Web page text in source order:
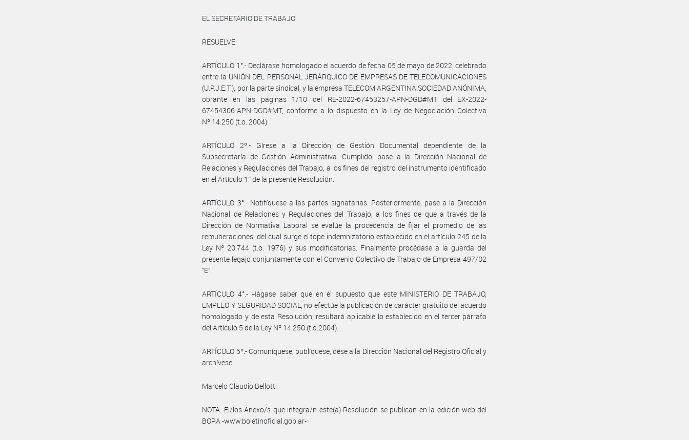
EL SECRETARIO DE TRABAJO
RESUELVE:
ARTÍCULO 1°.- Declárase homologado el acuerdo de fecha 05 de mayo de 2022, celebrado
entre la UNIÓN DEL PERSONAL JERÁRQUICO DE EMPRESAS DE TELECOMUNICACIONES
(U.P.J.E.T.), por la parte sindical, y la empresa TELECOM ARGENTINA SOCIEDAD ANÓNIMA,
obrante en las páginas 1/10 del RE-2022-67453257-APN-DGD#MT del EX-2022-
67454306-APN-DGD#MT, conforme a lo dispuesto en la Ley de Negociación Colectiva
Nº 14.250 (t.o. 2004).
ARTÍCULO 2º.- Gírese a la Dirección de Gestión Documental dependiente de la
Subsecretaría de Gestión Administrativa. Cumplido, pase a la Dirección Nacional de
Relaciones y Regulaciones del Trabajo, a los fines del registro del instrumento identificado
en el Artículo 1° de la presente Resolución.
ARTÍCULO 3°.- Notifíquese a las partes signatarias. Posteriormente, pase a la Dirección
Nacional de Relaciones y Regulaciones del Trabajo, a los fines de que a través de la
Dirección de Normativa Laboral se evalúe la procedencia de fijar el promedio de las
remuneraciones, del cual surge el tope indemnizatorio establecido en el artículo 245 de la
Ley Nº 20.744 (t.o. 1976) y sus modificatorias. Finalmente procédase a la guarda del
presente legajo conjuntamente con el Convenio Colectivo de Trabajo de Empresa 497/02
“E”.
ARTÍCULO 4°.- Hágase saber que en el supuesto que este MINISTERIO DE TRABAJO,
EMPLEO Y SEGURIDAD SOCIAL, no efectúe la publicación de carácter gratuito del acuerdo
homologado y de esta Resolución, resultará aplicable lo establecido en el tercer párrafo
del Artículo 5 de la Ley Nº 14.250 (t.o.2004).
ARTÍCULO 5º.- Comuníquese, publíquese, dése a la Dirección Nacional del Registro Oficial y
archívese.
Marcelo Claudio Bellotti
NOTA: El/los Anexo/s que integra/n este(a) Resolución se publican en la edición web del
BORA -www.boletinoficial.gob.ar-